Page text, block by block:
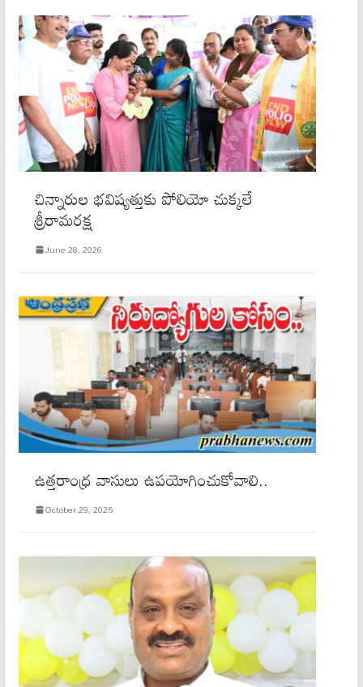
చిన్నారుల భవిష్యత్తుకు పోలియో చుక్కలే
శ్రీరామరక్ష
June 28, 2026
ఉత్తరాంధ్ర వాసులు ఉపయోగించుకోవాలి..
October 29, 2025